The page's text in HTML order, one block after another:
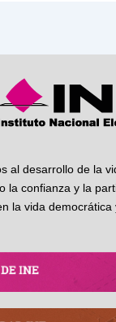
al desarrollo de la
la confianza y la
la vida democrática